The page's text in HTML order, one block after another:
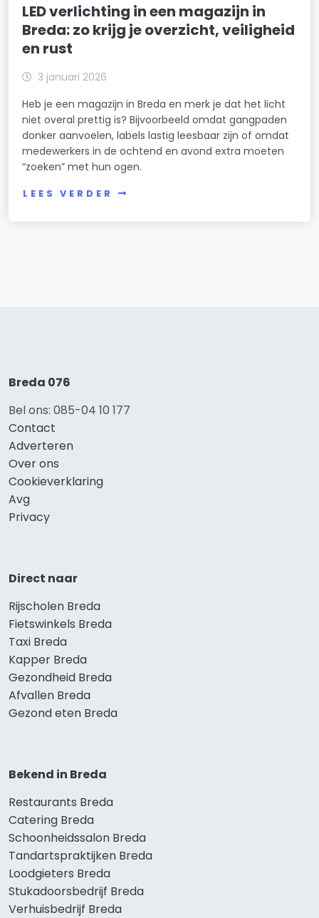
LED verlichting in een magazijn in
Breda: zo krijg je overzicht, veiligheid
en rust
3 januari 2026
Heb je een magazijn in Breda en merk je dat het licht
niet overal prettig is? Bijvoorbeeld omdat gangpaden
donker aanvoelen, labels lastig leesbaar zijn of omdat
medewerkers in de ochtend en avond extra moeten
“zoeken” met hun ogen.
LEES VERDER
Breda 076
Bel ons: 085-04 10 177
Contact
Adverteren
Over ons
Cookieverklaring
Avg
Privacy
Direct naar
Rijscholen Breda
Fietswinkels Breda
Taxi Breda
Kapper Breda
Gezondheid Breda
Afvallen Breda
Gezond eten Breda
Bekend in Breda
Restaurants Breda
Catering Breda
Schoonheidssalon Breda
Tandartspraktijken Breda
Loodgieters Breda
Stukadoorsbedrijf Breda
Verhuisbedrijf Breda